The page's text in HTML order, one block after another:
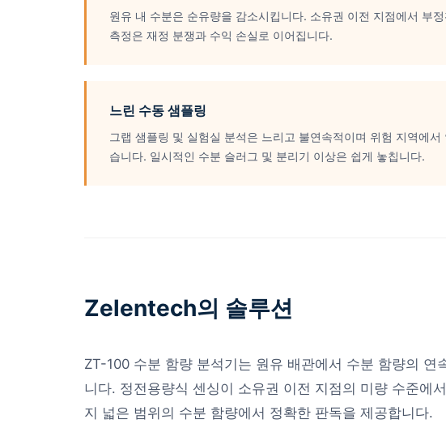
원유 내 수분은 순유량을 감소시킵니다. 소유권 이전 지점에서 부
측정은 재정 분쟁과 수익 손실로 이어집니다.
느린 수동 샘플링
그랩 샘플링 및 실험실 분석은 느리고 불연속적이며 위험 지역에서
습니다. 일시적인 수분 슬러그 및 분리기 이상은 쉽게 놓칩니다.
Zelentech의 솔루션
ZT-100 수분 함량 분석기는 원유 배관에서 수분 함량의 연
니다. 정전용량식 센싱이 소유권 이전 지점의 미량 수준에
지 넓은 범위의 수분 함량에서 정확한 판독을 제공합니다.